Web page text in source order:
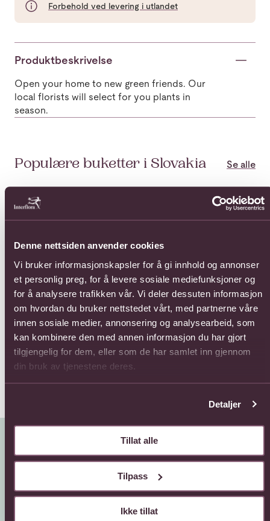
Denne nettsiden anvender cookies
Vi bruker informasjonskapsler for å gi innhold og annonser
et personlig preg, for å levere sosiale mediefunksjoner og
for å analysere trafikken vår. Vi deler dessuten informasjon
om hvordan du bruker nettstedet vårt, med partnerne våre
innen sosiale medier, annonsering og analysearbeid, som
kan kombinere den med annen informasjon du har gjort
tilgjengelig for dem, eller som de har samlet inn gjennom
din bruk av tjenestene deres.
Detaljer
Tillat alle
Tilpass
Ikke tillat
Forbehold ved levering i utlandet
Produktbeskrivelse
Open your home to new green friends. Our
local florists will select for you plants in
season.
Populære buketter i Slovakia Se alle
12 Roses
1771,-
15 Roses Long Stemmed
1870,-
15